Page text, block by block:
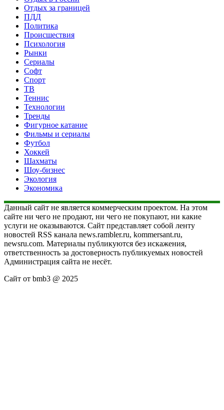
Отдых за границей
ПДД
Политика
Происшествия
Психология
Рынки
Сериалы
Софт
Спорт
ТВ
Теннис
Технологии
Тренды
Фигурное катание
Фильмы и сериалы
Футбол
Хоккей
Шахматы
Шоу-бизнес
Экология
Экономика
Данный сайт не является коммерческим проектом. На этом
сайте ни чего не продают, ни чего не покупают, ни какие
услуги не оказываются. Сайт представляет собой ленту
новостей RSS канала news.rambler.ru, kommersant.ru,
newsru.com. Материалы публикуются без искажения,
ответственность за достоверность публикуемых новостей
Администрация сайта не несёт.
Сайт от bmb3 @ 2025